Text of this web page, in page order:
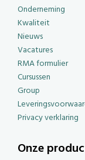
Onderneming
Kwaliteit
Nieuws
Vacatures
RMA formulier
Cursussen
Group
Privacy verklaring
Onze